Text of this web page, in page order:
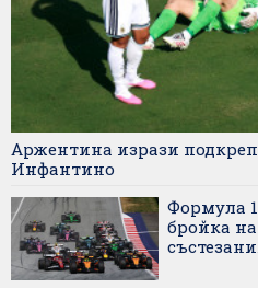
Аржентина изрази
Инфантино
Формула
бройка